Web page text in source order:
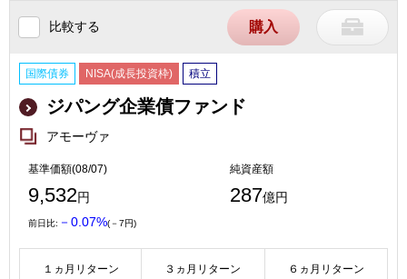
比較する 購入
国際債券 NISA(成長投資枠) 積立
ジパング企業債ファンド
アモーヴァ
基準価額(08/07)
9,532円
純資産額
287億円
前日比: －0.07%(－7円)
１ヵ月リターン ３ヵ月リターン ６ヵ月リターン